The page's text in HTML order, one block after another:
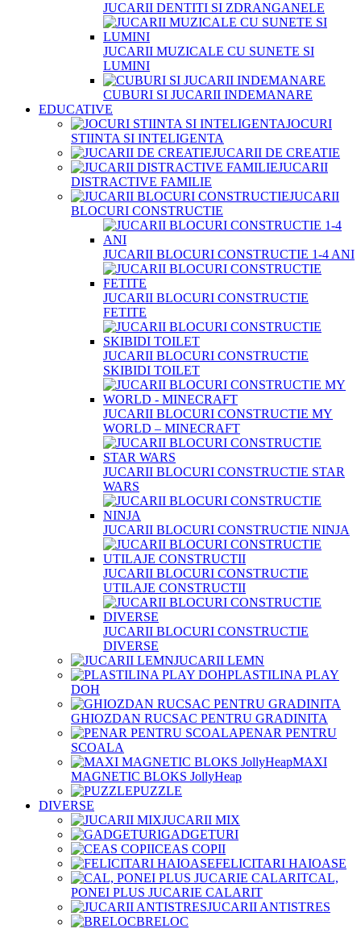
JUCARII DENTITI SI ZDRANGANELE
JUCARII MUZICALE CU SUNETE SI
LUMINI
CUBURI SI JUCARII INDEMANARE
EDUCATIVE
JOCURI
STIINTA SI INTELIGENTA
JUCARII DE CREATIE
JUCARII
DISTRACTIVE FAMILIE
JUCARII
BLOCURI CONSTRUCTIE
JUCARII BLOCURI CONSTRUCTIE 1-4 ANI
JUCARII BLOCURI CONSTRUCTIE
FETITE
JUCARII BLOCURI CONSTRUCTIE
SKIBIDI TOILET
JUCARII BLOCURI CONSTRUCTIE MY
WORLD – MINECRAFT
JUCARII BLOCURI CONSTRUCTIE STAR
WARS
JUCARII BLOCURI CONSTRUCTIE NINJA
JUCARII BLOCURI CONSTRUCTIE
UTILAJE CONSTRUCTII
JUCARII BLOCURI CONSTRUCTIE
DIVERSE
JUCARII LEMN
PLASTILINA PLAY
DOH
GHIOZDAN RUCSAC PENTRU GRADINITA
PENAR PENTRU
SCOALA
MAXI
MAGNETIC BLOKS JollyHeap
PUZZLE
DIVERSE
JUCARII MIX
GADGETURI
CEAS COPII
FELICITARI HAIOASE
CAL,
PONEI PLUS JUCARIE CALARIT
JUCARII ANTISTRES
BRELOC